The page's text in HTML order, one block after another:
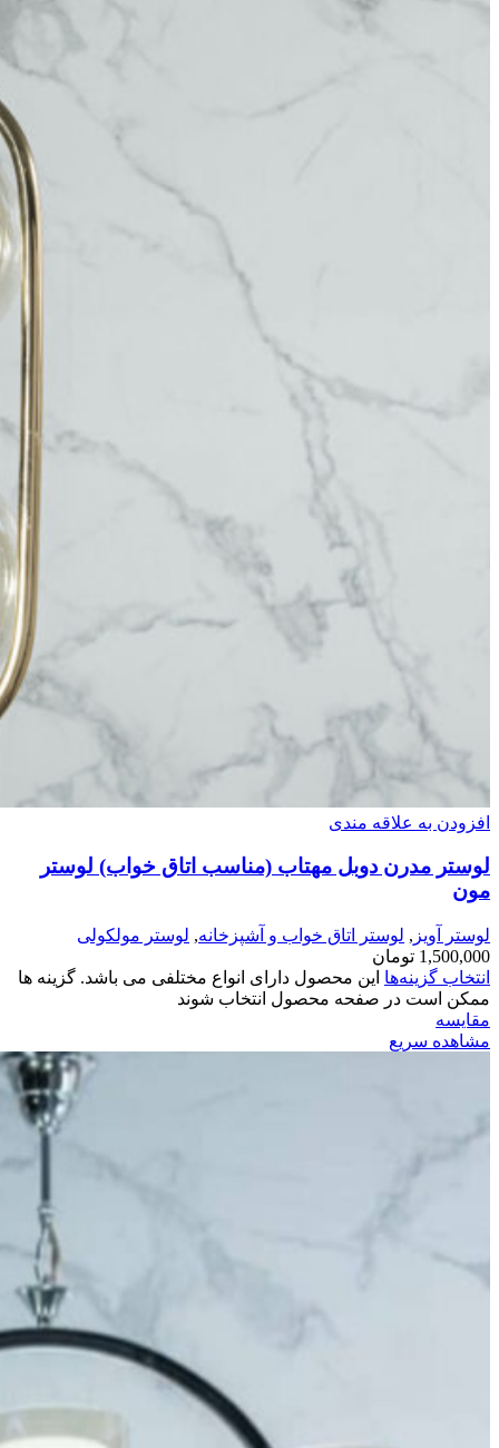
افزودن به علاقه مندی
لوستر مدرن دوبل مهتاب (مناسب اتاق خواب) لوستر
مون
لوستر آویز , لوستر اتاق خواب و آشپزخانه, لوستر مولکولی
1,500,000 تومان
انتخاب گزینه‌ها این محصول دارای انواع مختلفی می باشد. گزینه ها
ممکن است در صفحه محصول انتخاب شوند
مقایسه
مشاهده سریع